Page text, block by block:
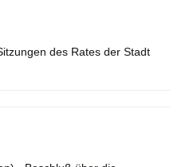
des Rates der Stadt